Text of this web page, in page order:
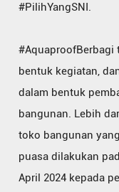
#PilihYangSNI.
#AquaproofBerbagi
bentuk kegiatan,
dalam bentuk
bangunan. Lebih
toko bangunan
puasa dilakukan
April 2024 kepada